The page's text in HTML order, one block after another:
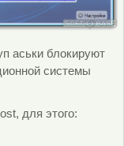
аськи блокируют
системы
для этого: